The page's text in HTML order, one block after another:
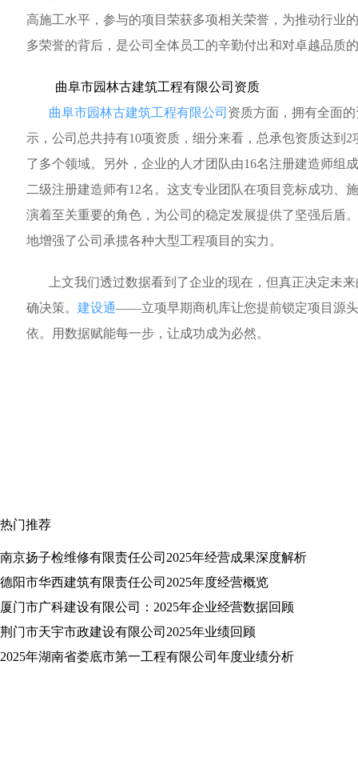
高施工水平，参与的项目荣获多项相关荣誉，为推动行业
多荣誉的背后，是公司全体员工的辛勤付出和对卓越品质
曲阜市园林古建筑工程有限公司资质
曲阜市园林古建筑工程有限公司 资质方面，拥有全面
示，公司总共持有10项资质，细分来看，总承包资质达到
了多个领域。另外，企业的人才团队由16名注册建造师组
二级注册建造师有12名。这支专业团队在项目竞标成功、
演着至关重要的角色，为公司的稳定发展提供了坚强后盾
地增强了公司承揽各种大型工程项目的实力。
上文我们透过数据看到了企业的现在，但真正决定未来
确决策。 建设通——立项早期商机库让您提前锁定项目源
依。用数据赋能每一步，让成功成为必然。
热门推荐
南京扬子检维修有限责任公司2025年经营成果深度解析
德阳市华西建筑有限责任公司2025年度经营概览
厦门市广科建设有限公司：2025年企业经营数据回顾
荆门市天宇市政建设有限公司2025年业绩回顾
2025年湖南省娄底市第一工程有限公司年度业绩分析